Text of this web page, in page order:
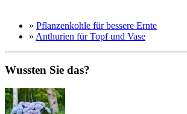
» Pflanzenkohle für bessere Ernte
» Anthurien für Topf und Vase
Wussten Sie das?